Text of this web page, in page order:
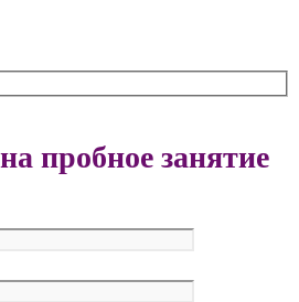
пробное занятие